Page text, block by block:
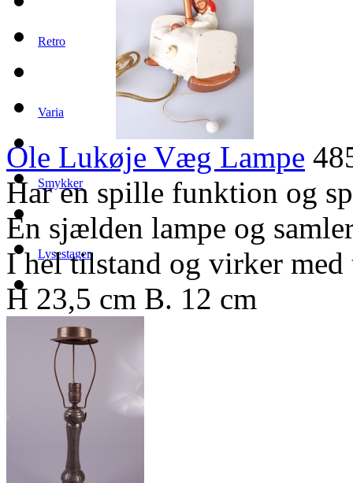
Retro
Varia
Smykker
Lysestager
Ole Lukøje Væg Lampe
Har en spille funktion og
En sjælden lampe og
I hel tilstand og virker med
H 23,5 cm B. 12 cm